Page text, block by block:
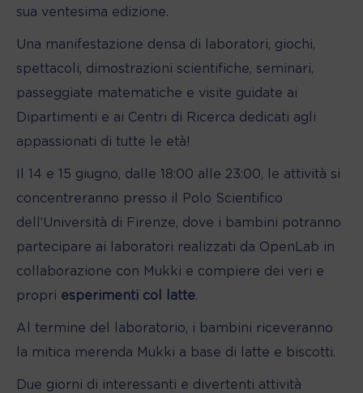
sua ventesima edizione.
Una manifestazione densa di laboratori, giochi,
spettacoli, dimostrazioni scientifiche, seminari,
passeggiate matematiche e visite guidate ai
Dipartimenti e ai Centri di Ricerca dedicati agli
appassionati di tutte le età!
Il 14 e 15 giugno, dalle 18:00 alle 23:00, le attività si
concentreranno presso il Polo Scientifico
dell’Università di Firenze, dove i bambini potranno
partecipare ai laboratori realizzati da OpenLab in
collaborazione con Mukki e compiere dei veri e
propri esperimenti col latte.
Al termine del laboratorio, i bambini riceveranno
la mitica merenda Mukki a base di latte e biscotti.
Due giorni di interessanti e divertenti attività